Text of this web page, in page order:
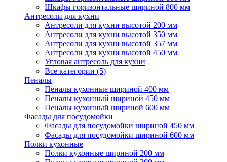
Шкафы горизонтальные шириной 800 мм
Антресоли для кухни
Антресоли для кухни высотой 200 мм
Антресоли для кухни высотой 350 мм
Антресоли для кухни высотой 357 мм
Антресоли для кухни высотой 450 мм
Угловая антресоль для кухни
Все категории (5)
Пеналы
Пеналы кухонные шириной 400 мм
Пеналы кухонный шириной 450 мм
Пеналы кухонный шириной 600 мм
Фасады для посудомойки
Фасады для посудомойки шириной 450 мм
Фасады для посудомойки шириной 600 мм
Полки кухонные
Полки кухонные шириной 200 мм